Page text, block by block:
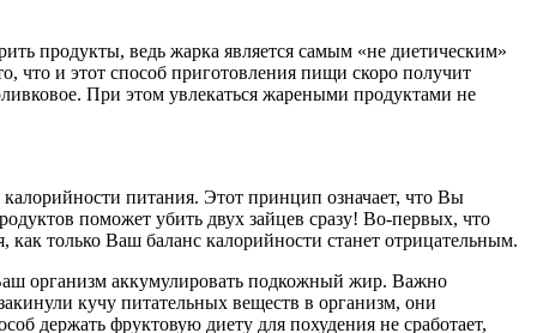
продукты, ведь жарка является самым «не диетическим»
что и этот способ приготовления пищи скоро получит
При этом увлекаться жареными продуктами не
питания. Этот принцип означает, что Вы
поможет убить двух зайцев сразу! Во-первых, что
только Ваш баланс калорийности станет отрицательным.
организм аккумулировать подкожный жир. Важно
кучу питательных веществ в организм, они
держать фруктовую диету для похудения не сработает,